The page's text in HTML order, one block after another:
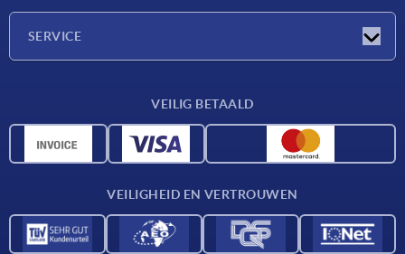
SERVICE
CAD-gegevens
VEILIG BETAALD
VEILIGHEID EN VERTROUWEN